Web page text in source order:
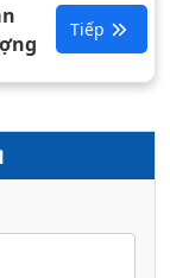
Tiếp